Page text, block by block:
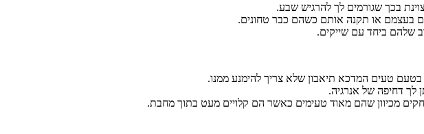
בכך שגורמים לך להרגיש שבע.
בעצמם או תקנה אותם כשהם כבר טחונים.
שלהם ביחד עם שייקים.
טעים המדכא תיאבון שלא צריך להימנע ממנו.
לך דחיפה של אנרגיה.
מכיוון שהם מאוד טעימים כאשר הם קלויים מעט בתוך מחבת.